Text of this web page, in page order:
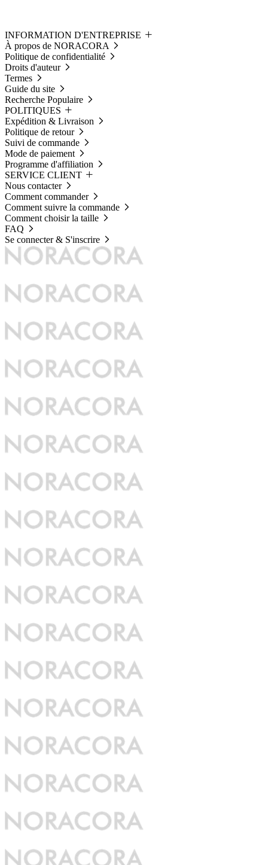
INFORMATION D'ENTREPRISE
À propos de NORACORA
Politique de confidentialité
Droits d'auteur
Termes
Guide du site
Recherche Populaire
POLITIQUES
Expédition & Livraison
Politique de retour
Suivi de commande
Mode de paiement
Programme d'affiliation
SERVICE CLIENT
Nous contacter
Comment commander
Comment suivre la commande
Comment choisir la taille
FAQ
Se connecter & S'inscrire